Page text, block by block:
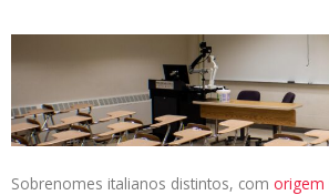
a
t
A
p
n
k
e
d
I
c
e
b
o
o
k
i
t
t
e
r
p
y
L
i
n
Sobrenomes italianos distintos, com origem